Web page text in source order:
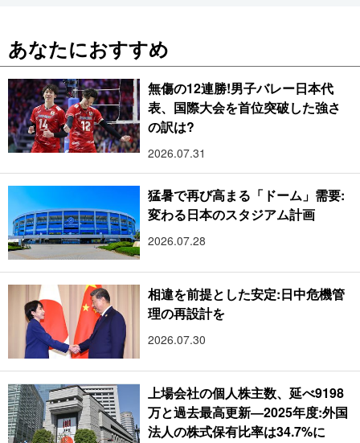
あなたにおすすめ
無傷の12連勝!男子バレー日本代
表、国際大会を首位突破した強さ
の訳は?
2026.07.31
猛暑で再び高まる「ドーム」需要:
変わる日本のスタジアム計画
2026.07.28
相違を前提とした安定:日中危機管
理の再設計を
2026.07.30
上場会社の個人株主数、延べ9198
万と過去最高更新―2025年度:外国
法人の株式保有比率は34.7%に